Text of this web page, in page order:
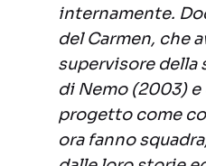
internamente.
del Carmen, che
supervisore della
di Nemo(2003) e
progetto come
ora fanno